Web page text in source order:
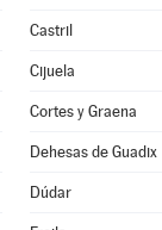
Castril
Cijuela
Cortes y Graena
Dehesas de Guadix
Dúdar